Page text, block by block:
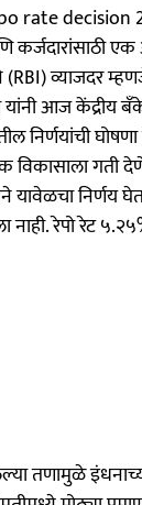
rate decision
एक
(RBI) व्याजदर
आज केंद्रीय
निर्णयांची
गती देणे
निर्णय
रेपो रेट
तणामुळे